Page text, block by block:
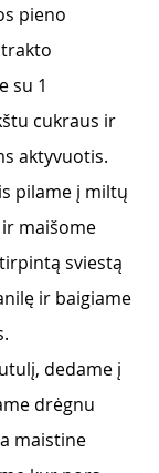
pieno
su 1
cukraus ir
aktyvuotis.
pilame į miltų
maišome
sviestą
ir baigiame
dedame į
drėgnu
maistine